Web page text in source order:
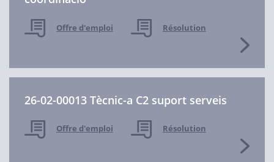
Offre d'emploi Résolution
26-02-00013 Tècnic-a C2 suport serveis
Offre d'emploi Résolution